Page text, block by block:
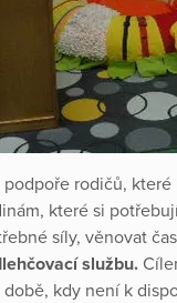
podpoře rodičů,
které si
síly, věnovat
službu.
kdy není k